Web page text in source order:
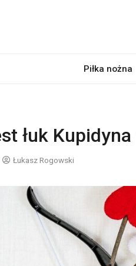
Piłka nożna
łuk
Łukasz Rogowski